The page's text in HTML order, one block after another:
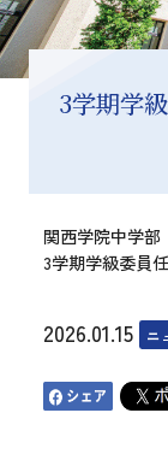
3学期学
関西学院中学部
3学期学級委員
2026.01.15 ニ